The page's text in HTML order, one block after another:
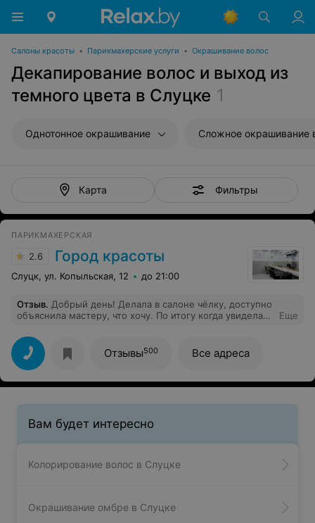
Салоны красоты • Парикмахерские услуги • Окрашивание волос
Декапирование волос и выход из
темного цвета в Слуцке 1
Однотонное окрашивание Сложное окрашивание
Карта Фильтры
ПАРИКМАХЕРСКАЯ
2.6 Город красоты
Слуцк, ул. Копыльская, 12 до 21:00
Отзыв. Добрый день! Делала в салоне чёлку, доступно
объяснила мастеру, что хочу. По итогу когда увидела
Спасибо!
Еще
Отзывы500 Все адреса
Вам будет интересно
Колорирование волос в Слуцке
Окрашивание омбре в Слуцке